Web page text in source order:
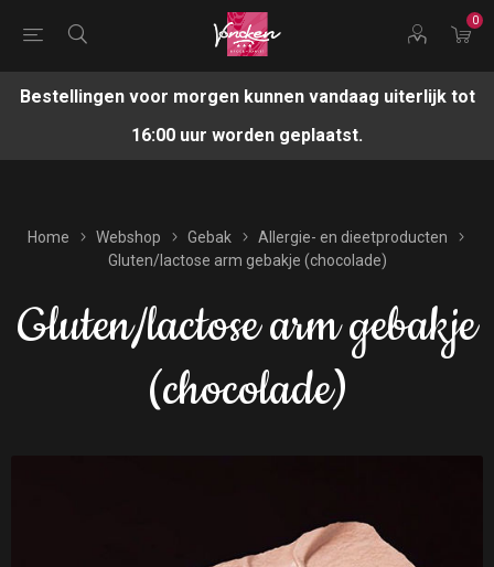
0
Bestellingen voor morgen kunnen vandaag uiterlijk tot
16:00 uur worden geplaatst.
Home Webshop Gebak
Allergie- en dieetproducten
Gluten/lactose arm gebakje (chocolade)
Gluten/lactose arm gebakje
(chocolade)